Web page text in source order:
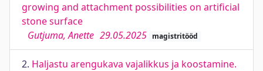
growing and attachment possibilities on artificial
stone surface
Gutjuma, Anette 29.05.2025 magistritööd
2. Haljastu arengukava vajalikkus ja koostamine.